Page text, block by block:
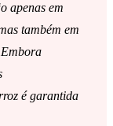
apenas em
também em
é garantida